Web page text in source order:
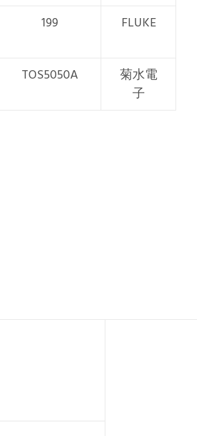
199 FLUKE
TOS5050A
菊水電
子